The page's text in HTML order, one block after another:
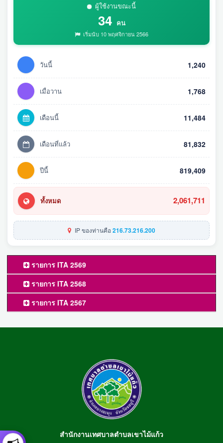
ผู้ใช้งานขณะนี้
34 คน
เริ่มนับ 10 พฤศจิกายน 2566
วันนี้ 1,240
เมื่อวาน 1,768
เดือนนี้ 11,484
เดือนที่แล้ว 81,832
ปีนี้ 819,409
ทั้งหมด 2,061,711
IP ของท่านคือ216.73.216.200
รายการ ITA 2569
รายการ ITA 2568
รายการ ITA 2567
สำนักงานเทศบาลตำบลเขาไม้แก้ว